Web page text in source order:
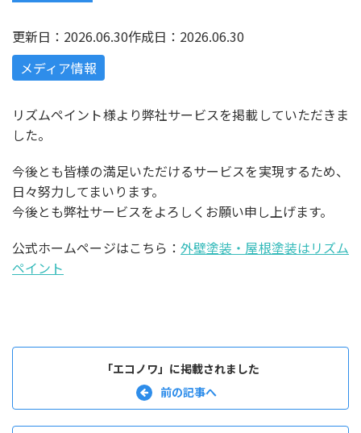
更新日：2026.06.30作成日：2026.06.30
メディア情報
リズムペイント様より弊社サービスを掲載していただきま
した。
今後とも皆様の満足いただけるサービスを実現するため、
日々努力してまいります。
今後とも弊社サービスをよろしくお願い申し上げます。
公式ホームページはこちら：外壁塗装・屋根塗装はリズム
ペイント
「エコノワ」に掲載されました